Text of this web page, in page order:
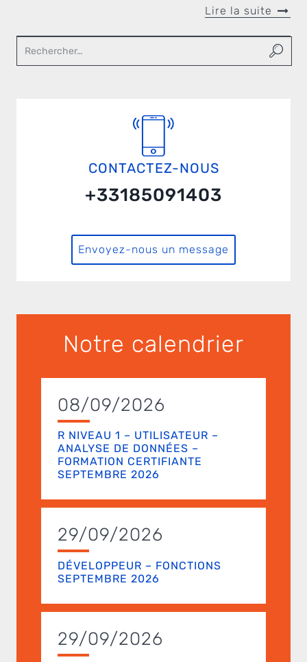
Lire la suite
CONTACTEZ-NOUS
+33185091403
Envoyez-nous un message
Notre calendrier
08/09/2026
R NIVEAU 1 – UTILISATEUR –
ANALYSE DE DONNÉES –
FORMATION CERTIFIANTE
SEPTEMBRE 2026
29/09/2026
DÉVELOPPEUR – FONCTIONS
SEPTEMBRE 2026
29/09/2026